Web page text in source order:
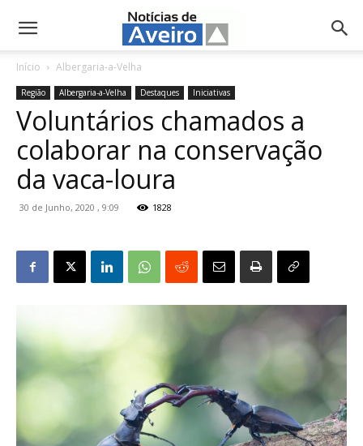
NotíciasdeAveiro.pt
Início Albergaria-a-Velha
Região Albergaria-a-Velha Destaques Iniciativas
Voluntários chamados a
colaborar na conservação
da vaca-loura
30 de Junho, 2020 , 9:09 1828